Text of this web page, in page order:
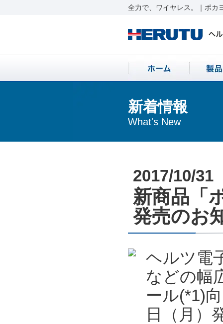
全力で、ワイヤレス。｜ポカ
新着情報
What's New
2017/10/31
新商品「
発売のお
ヘルツ電
などの幅
ール(*1)
日（月）